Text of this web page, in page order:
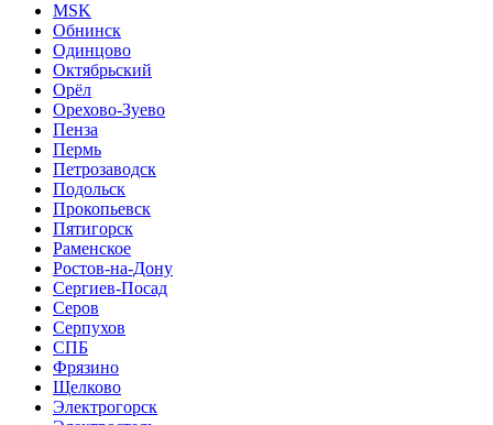
MSK
Обнинск
Одинцово
Октябрьский
Орёл
Орехово-Зуево
Пенза
Пермь
Петрозаводск
Подольск
Прокопьевск
Пятигорск
Раменское
Ростов-на-Дону
Сергиев-Посад
Серов
Серпухов
СПБ
Фрязино
Щелково
Электрогорск